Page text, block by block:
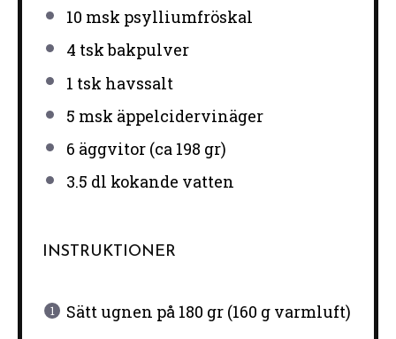
10 msk psylliumfröskal
4 tsk bakpulver
1 tsk havssalt
5 msk äppelcidervinäger
6 äggvitor (ca 198 gr)
3.5 dl kokande vatten
INSTRUKTIONER
Sätt ugnen på 180 gr (160 g varmluft)